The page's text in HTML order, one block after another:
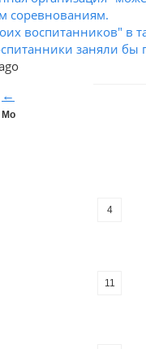
соревнованиям.
воспитанников" в
заняли бы
←
Mo
4
11